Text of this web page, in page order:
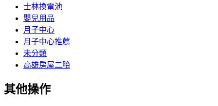
士林換電池
嬰兒用品
月子中心
月子中心推薦
未分類
高雄房屋二胎
其他操作